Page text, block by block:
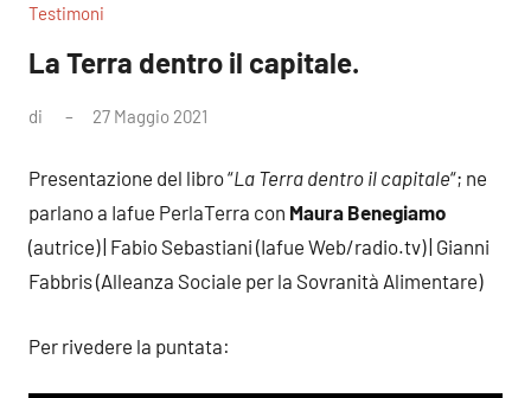
Testimoni
La Terra dentro il capitale.
di 27 Maggio 2021
Presentazione del libro “La Terra dentro il capitale“; ne
parlano a Iafue PerlaTerra con Maura Benegiamo
(autrice) | Fabio Sebastiani (Iafue Web/radio.tv) | Gianni
Fabbris (Alleanza Sociale per la Sovranità Alimentare)
Per rivedere la puntata: